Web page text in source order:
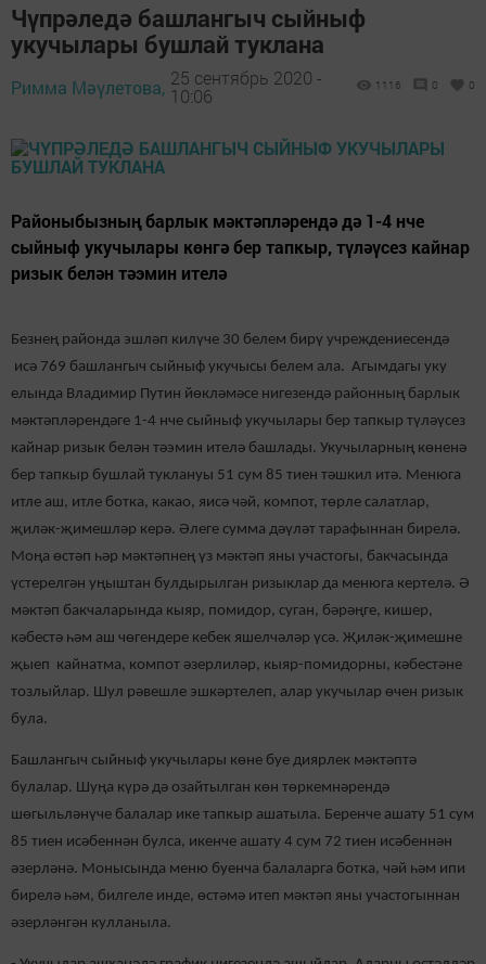
Чүпрәледә башлангыч сыйныф
укучылары бушлай туклана
Римма Мәүлетова, 25 сентябрь 2020 -
10:06
1116 0 0
Районыбызның барлык мәктәпләрендә дә 1-4 нче
сыйныф укучылары көнгә бер тапкыр, түләүсез кайнар
ризык белән тәэмин ителә
Безнең районда эшләп килүче 30 белем бирү учреждениесендә
исә 769 башлангыч сыйныф укучысы белем ала. Агымдагы уку
елында Владимир Путин йөкләмәсе нигезендә районның барлык
мәктәпләрендәге 1-4 нче сыйныф укучылары бер тапкыр түләүсез
кайнар ризык белән тәэмин ителә башлады. Укучыларның көненә
бер тапкыр бушлай туклануы 51 сум 85 тиен тәшкил итә. Менюга
итле аш, итле ботка, какао, яисә чәй, компот, төрле салатлар,
җиләк-җимешләр керә. Әлеге сумма дәүләт тарафыннан бирелә.
Моңа өстәп һәр мәктәпнең үз мәктәп яны участогы, бакчасында
үстерелгән уңыштан булдырылган ризыклар да менюга кертелә. Ә
мәктәп бакчаларында кыяр, помидор, суган, бәрәңге, кишер,
кәбестә һәм аш чөгендере кебек яшелчәләр үсә. Җиләк-җимешне
җыеп кайнатма, компот әзерлиләр, кыяр-помидорны, кәбестәне
тозлыйлар. Шул рәвешле эшкәртелеп, алар укучылар өчен ризык
була.
Башлангыч сыйныф укучылары көне буе диярлек мәктәптә
булалар. Шуңа күрә дә озайтылган көн төркемнәрендә
шөгыльләнүче балалар ике тапкыр ашатыла. Беренче ашату 51 сум
85 тиен исәбеннән булса, икенче ашату 4 сум 72 тиен исәбеннән
әзерләнә. Монысында меню буенча балаларга ботка, чәй һәм ипи
бирелә һәм, билгеле инде, өстәмә итеп мәктәп яны участогыннан
әзерләнгән кулланыла.